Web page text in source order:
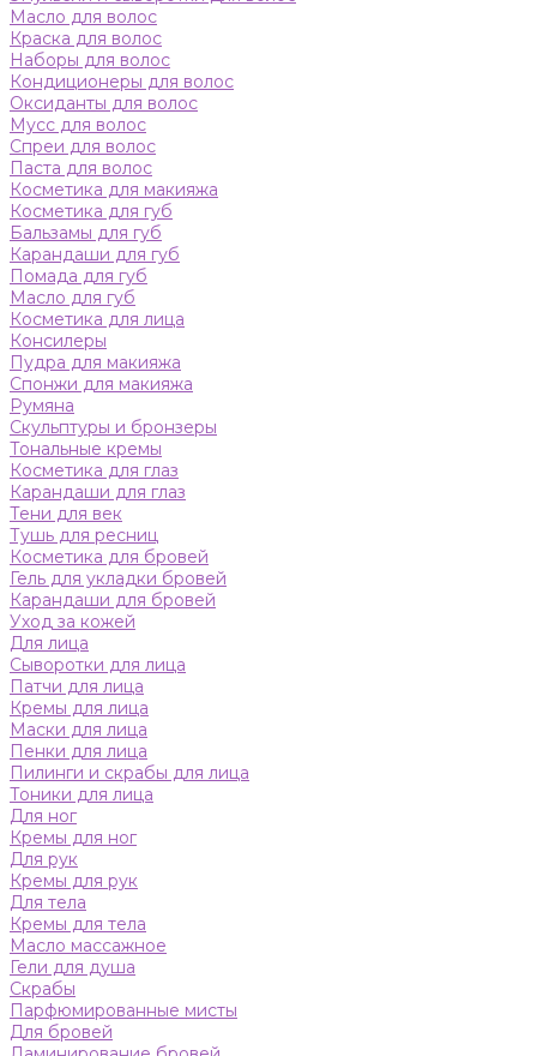
Масло для волос
Краска для волос
Наборы для волос
Кондиционеры для волос
Оксиданты для волос
Мусс для волос
Спреи для волос
Паста для волос
Косметика для макияжа
Косметика для губ
Бальзамы для губ
Карандаши для губ
Помада для губ
Масло для губ
Косметика для лица
Консилеры
Пудра для макияжа
Спонжи для макияжа
Румяна
Скульптуры и бронзеры
Тональные кремы
Косметика для глаз
Карандаши для глаз
Тени для век
Тушь для ресниц
Косметика для бровей
Гель для укладки бровей
Карандаши для бровей
Уход за кожей
Для лица
Сыворотки для лица
Патчи для лица
Кремы для лица
Маски для лица
Пенки для лица
Пилинги и скрабы для лица
Тоники для лица
Для ног
Кремы для ног
Для рук
Кремы для рук
Для тела
Кремы для тела
Масло массажное
Гели для душа
Скрабы
Парфюмированные мисты
Для бровей